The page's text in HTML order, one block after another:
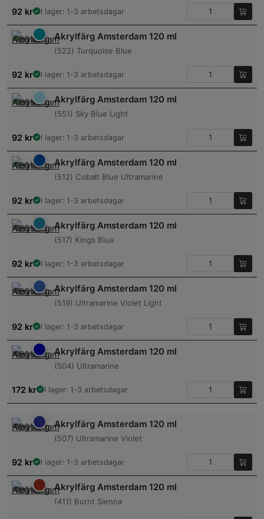
92 kr I lager: 1-3 arbetsdagar
Akrylfärg Amsterdam 120 ml
(522) Turquoise Blue
92 kr I lager: 1-3 arbetsdagar
Akrylfärg Amsterdam 120 ml
(551) Sky Blue Light
92 kr I lager: 1-3 arbetsdagar
Akrylfärg Amsterdam 120 ml
(512) Cobalt Blue Ultramarine
92 kr I lager: 1-3 arbetsdagar
Akrylfärg Amsterdam 120 ml
(517) Kings Blue
92 kr I lager: 1-3 arbetsdagar
Akrylfärg Amsterdam 120 ml
(519) Ultramarine Violet Light
92 kr I lager: 1-3 arbetsdagar
Akrylfärg Amsterdam 120 ml
(504) Ultramarine
172 kr I lager: 1-3 arbetsdagar
Akrylfärg Amsterdam 120 ml
(507) Ultramarine Violet
92 kr I lager: 1-3 arbetsdagar
Akrylfärg Amsterdam 120 ml
(411) Burnt Sienna